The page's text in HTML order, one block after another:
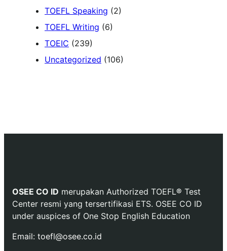
TOEFL Speaking (2)
TOEFL Writing (6)
TOEIC (239)
Uncategorized (106)
OSEE CO ID merupakan Authorized TOEFL® Test
Center resmi yang tersertifikasi ETS. OSEE CO ID
under auspices of One Stop English Education
Email: toefl@osee.co.id